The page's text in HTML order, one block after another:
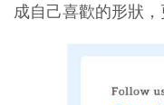
成自己喜歡的形狀，